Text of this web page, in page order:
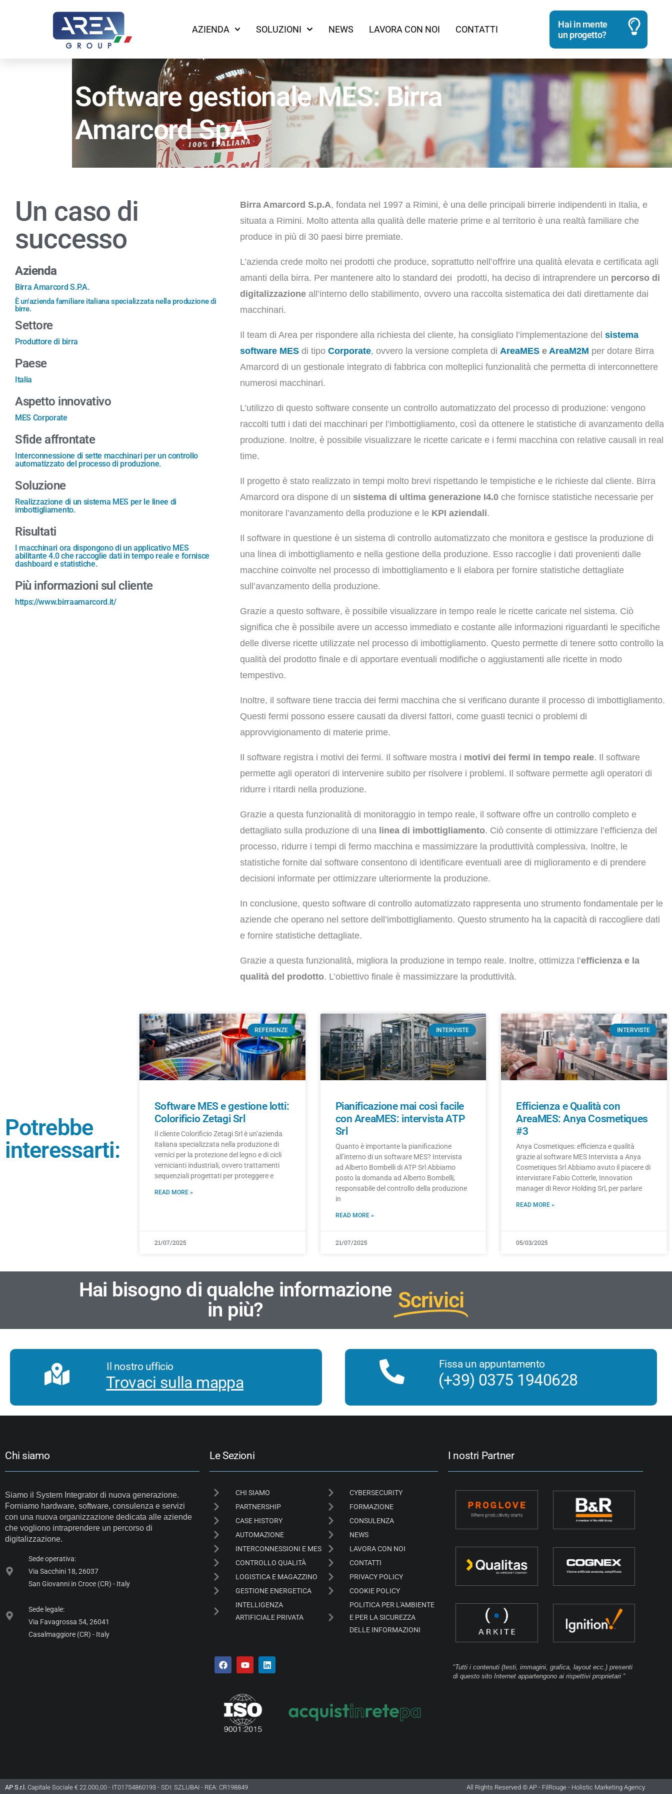
AZIENDA SOLUZIONI NEWS LAVORA CON NOI CONTATTI
Hai in mente
un progetto?
Software gestionale MES: Birra
Amarcord SpA
Un caso di
successo
Azienda
Birra Amarcord S.P.A.
È un'azienda familiare italiana specializzata nella produzione di
birre.
Settore
Produttore di birra
Paese
Italia
Aspetto innovativo
MES Corporate
Sfide affrontate
Interconnessione di sette macchinari per un controllo
automatizzato del processo di produzione.
Soluzione
Realizzazione di un sistema MES per le linee di
imbottigliamento.
Risultati
I macchinari ora dispongono di un applicativo MES
abilitante 4.0 che raccoglie dati in tempo reale e fornisce
dashboard e statistiche.
Più informazioni sul cliente
https://www.birraamarcord.it/
Birra Amarcord S.p.A, fondata nel 1997 a Rimini, è una delle principali birrerie indipendenti in Italia, e
situata a Rimini. Molto attenta alla qualità delle materie prime e al territorio è una realtà familiare che
produce in più di 30 paesi birre premiate.
L’azienda crede molto nei prodotti che produce, soprattutto nell’offrire una qualità elevata e certificata agli
amanti della birra. Per mantenere alto lo standard dei prodotti, ha deciso di intraprendere un percorso di
digitalizzazione all’interno dello stabilimento, ovvero una raccolta sistematica dei dati direttamente dai
macchinari.
Il team di Area per rispondere alla richiesta del cliente, ha consigliato l’implementazione delsistema
software MES di tipoCorporate, ovvero la versione completa diAreaMES eAreaM2M per dotare Birra
Amarcord di un gestionale integrato di fabbrica con molteplici funzionalità che permetta di interconnettere
numerosi macchinari.
L’utilizzo di questo software consente un controllo automatizzato del processo di produzione: vengono
raccolti tutti i dati dei macchinari per l’imbottigliamento, così da ottenere le statistiche di avanzamento della
produzione. Inoltre, è possibile visualizzare le ricette caricate e i fermi macchina con relative causali in real
time.
Il progetto è stato realizzato in tempi molto brevi rispettando le tempistiche e le richieste dal cliente. Birra
Amarcord ora dispone di un sistema di ultima generazione I4.0 che fornisce statistiche necessarie per
monitorare l’avanzamento della produzione e le KPI aziendali.
Il software in questione è un sistema di controllo automatizzato che monitora e gestisce la produzione di
una linea di imbottigliamento e nella gestione della produzione. Esso raccoglie i dati provenienti dalle
macchine coinvolte nel processo di imbottigliamento e li elabora per fornire statistiche dettagliate
sull’avanzamento della produzione.
Grazie a questo software, è possibile visualizzare in tempo reale le ricette caricate nel sistema. Ciò
significa che è possibile avere un accesso immediato e costante alle informazioni riguardanti le specifiche
delle diverse ricette utilizzate nel processo di imbottigliamento. Questo permette di tenere sotto controllo la
qualità del prodotto finale e di apportare eventuali modifiche o aggiustamenti alle ricette in modo
tempestivo.
Inoltre, il software tiene traccia dei fermi macchina che si verificano durante il processo di imbottigliamento.
Questi fermi possono essere causati da diversi fattori, come guasti tecnici o problemi di
approvvigionamento di materie prime.
Il software registra i motivi dei fermi. Il software mostra i motivi dei fermi in tempo reale. Il software
permette agli operatori di intervenire subito per risolvere i problemi. Il software permette agli operatori di
ridurre i ritardi nella produzione.
Grazie a questa funzionalità di monitoraggio in tempo reale, il software offre un controllo completo e
dettagliato sulla produzione di una linea di imbottigliamento. Ciò consente di ottimizzare l’efficienza del
processo, ridurre i tempi di fermo macchina e massimizzare la produttività complessiva. Inoltre, le
statistiche fornite dal software consentono di identificare eventuali aree di miglioramento e di prendere
decisioni informate per ottimizzare ulteriormente la produzione.
In conclusione, questo software di controllo automatizzato rappresenta uno strumento fondamentale per le
aziende che operano nel settore dell’imbottigliamento. Questo strumento ha la capacità di raccogliere dati
e fornire statistiche dettagliate.
Grazie a questa funzionalità, migliora la produzione in tempo reale. Inoltre, ottimizza l’efficienza e la
qualità del prodotto. L’obiettivo finale è massimizzare la produttività.
Potrebbe
interessarti:
REFERENZE
Software MES e gestione lotti:
Colorificio Zetagi Srl
Il cliente Colorificio Zetagi Srl è un’azienda
italiana specializzata nella produzione di
vernici per la protezione del legno e di cicli
vernicianti industriali, ovvero trattamenti
sequenziali progettati per proteggere e
READ MORE »
21/07/2025
INTERVISTE
Pianificazione mai così facile
con AreaMES: intervista ATP
Srl
Quanto è importante la pianificazione
all’interno di un software MES? Intervista
ad Alberto Bombelli di ATP Srl Abbiamo
posto la domanda ad Alberto Bombelli,
responsabile del controllo della produzione
in
READ MORE »
21/07/2025
INTERVISTE
Efficienza e Qualità con
AreaMES: Anya Cosmetiques
#3
Anya Cosmetiques: efficienza e qualità
grazie al software MES Intervista a Anya
Cosmetiques Srl Abbiamo avuto il piacere di
intervistare Fabio Cotterle, Innovation
manager di Revor Holding Srl, per parlare
READ MORE »
05/03/2025
Hai bisogno di qualche informazione
in più?
Scrivici
Il nostro ufficio
Trovaci sulla mappa
Fissa un appuntamento
(+39) 0375 1940628
Chi siamo
Siamo il System Integrator di nuova generazione.
Forniamo hardware, software, consulenza e servizi
con una nuova organizzazione dedicata alle aziende
che vogliono intraprendere un percorso di
digitalizzazione.
Sede operativa:
Via Sacchini 18, 26037
San Giovanni in Croce (CR) - Italy
Sede legale:
Via Favagrossa 54, 26041
Casalmaggiore (CR) - Italy
Le Sezioni
CHI SIAMO
PARTNERSHIP
CASE HISTORY
AUTOMAZIONE
INTERCONNESSIONI E MES
CONTROLLO QUALITÀ
LOGISTICA E MAGAZZINO
GESTIONE ENERGETICA
INTELLIGENZA
ARTIFICIALE PRIVATA
CYBERSECURITY
FORMAZIONE
CONSULENZA
NEWS
LAVORA CON NOI
CONTATTI
PRIVACY POLICY
COOKIE POLICY
POLITICA PER L'AMBIENTE
E PER LA SICUREZZA
DELLE INFORMAZIONI
I nostri Partner
“Tutti i contenuti (testi, immagini, grafica, layout ecc.) presenti
di questo sito Internet appartengono ai rispettivi proprietari “
AP S.r.l. Capitale Sociale € 22.000,00 - IT01754860193 - SDI: SZLUBAI - REA: CR198849 All Rights Reserved © AP - FilRouge - Holistic Marketing Agency